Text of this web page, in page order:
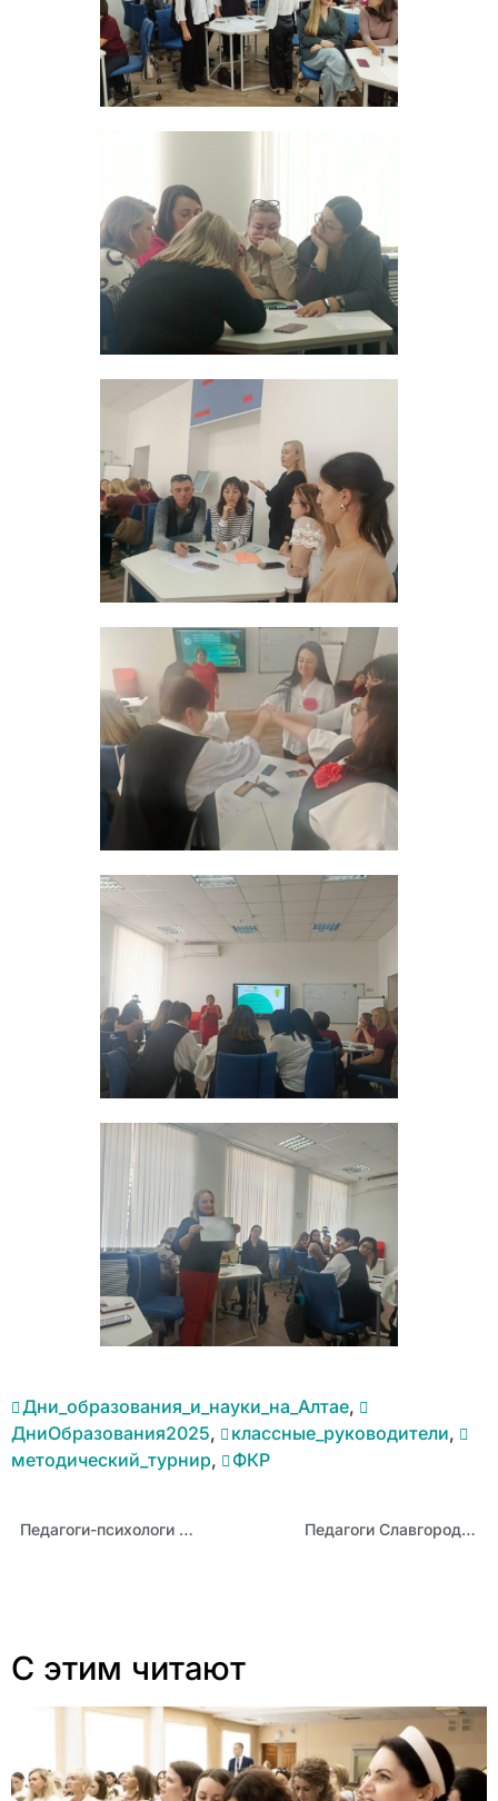
Дни_образования_и_науки_на_Алтае,
ДниОбразования2025, классные_руководители,
методический_турнир, ФКР
Педагоги-психологи обсудили межведомственное взаимодействие при организации сопровождения детей и подростков «группы риска» Педагоги Славгородского и Каменского образовательных округов приняли участие в совещании «Ресурсы + Управление = Качество образования»
С этим читают